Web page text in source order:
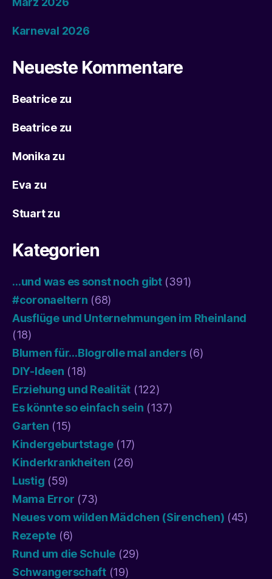
Karneval 2026
Neueste Kommentare
Beatricezu
Beatricezu
Monika zu
Eva zu
Stuartzu
Kategorien
…und was es sonst noch gibt(391)
#coronaeltern (68)
Ausflüge und Unternehmungen im Rheinland
(18)
Blumen für…Blogrolle mal anders(6)
DIY-Ideen (18)
Erziehung und Realität (122)
Es könnte so einfach sein (137)
Garten (15)
Kindergeburtstage(17)
Kinderkrankheiten (26)
Lustig (59)
Mama Error (73)
Neues vom wilden Mädchen (Sirenchen) (45)
Rezepte (6)
Rund um die Schule (29)
Schwangerschaft(19)